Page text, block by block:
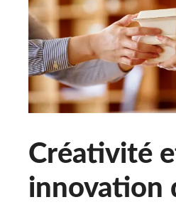
Créativité
innovation